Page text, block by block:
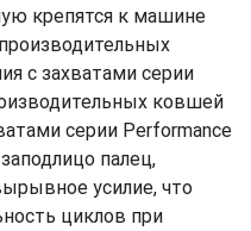
крепятся к машине
с захватами серии
ковшей
серии Performance
палец,
усилие, что
циклов при